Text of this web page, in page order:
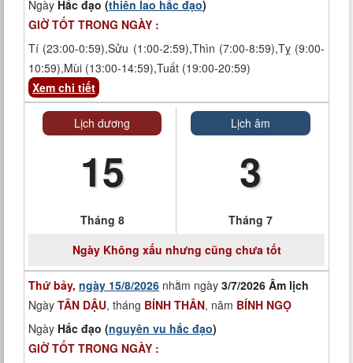
Ngày Hắc đạo (thiên lao hắc đạo)
GIỜ TỐT TRONG NGÀY :
Tí (23:00-0:59),Sửu (1:00-2:59),Thìn (7:00-8:59),Tỵ (9:00-
10:59),Mùi (13:00-14:59),Tuất (19:00-20:59)
Xem chi tiết
Lịch dương
15
Tháng 8
Lịch âm
3
Tháng 7
NgàyKhông xấu nhưng cũng chưa tốt
Thứ bảy, ngày 15/8/2026 nhằm ngày 3/7/2026 Âm lịch
Ngày TÂN DẬU, tháng BÍNH THÂN, năm BÍNH NGỌ
Ngày Hắc đạo (nguyên vu hắc đạo)
GIỜ TỐT TRONG NGÀY :